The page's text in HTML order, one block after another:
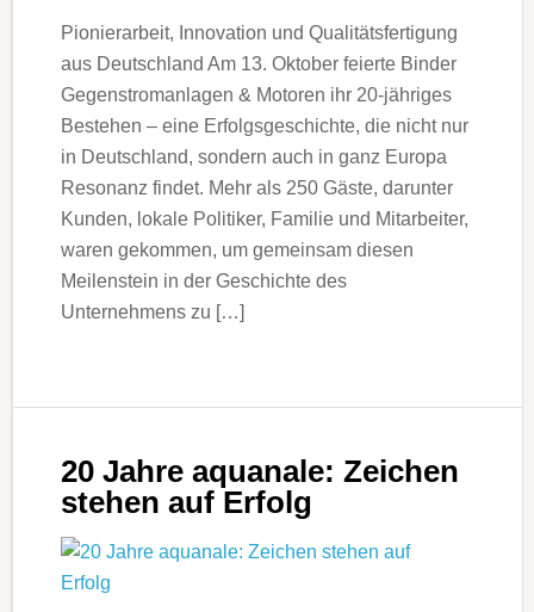
Pionierarbeit, Innovation und Qualitätsfertigung
aus Deutschland Am 13. Oktober feierte Binder
Gegenstromanlagen & Motoren ihr 20-jähriges
Bestehen – eine Erfolgsgeschichte, die nicht nur
in Deutschland, sondern auch in ganz Europa
Resonanz findet. Mehr als 250 Gäste, darunter
Kunden, lokale Politiker, Familie und Mitarbeiter,
waren gekommen, um gemeinsam diesen
Meilenstein in der Geschichte des
Unternehmens zu […]
20 Jahre aquanale: Zeichen
stehen auf Erfolg